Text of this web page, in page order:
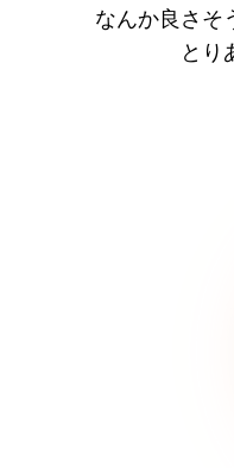
なんか良さそ
とり